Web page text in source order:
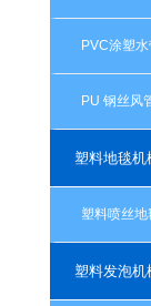
PVC涂塑
PU 钢丝风
塑料地毯机
塑料喷丝
塑料发泡机